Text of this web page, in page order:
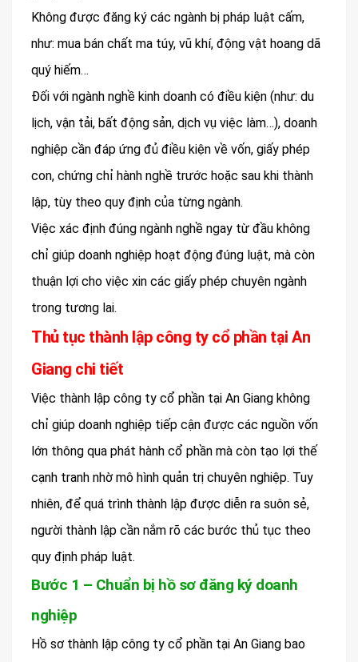
Không được đăng ký các ngành bị pháp luật cấm,
như: mua bán chất ma túy, vũ khí, động vật hoang dã
quý hiếm…
Đối với ngành nghề kinh doanh có điều kiện (như: du
lịch, vận tải, bất động sản, dịch vụ việc làm…), doanh
nghiệp cần đáp ứng đủ điều kiện về vốn, giấy phép
con, chứng chỉ hành nghề trước hoặc sau khi thành
lập, tùy theo quy định của từng ngành.
Việc xác định đúng ngành nghề ngay từ đầu không
chỉ giúp doanh nghiệp hoạt động đúng luật, mà còn
thuận lợi cho việc xin các giấy phép chuyên ngành
trong tương lai.
Thủ tục thành lập công ty cổ phần tại An
Giang chi tiết
Việc thành lập công ty cổ phần tại An Giang không
chỉ giúp doanh nghiệp tiếp cận được các nguồn vốn
lớn thông qua phát hành cổ phần mà còn tạo lợi thế
cạnh tranh nhờ mô hình quản trị chuyên nghiệp. Tuy
nhiên, để quá trình thành lập được diễn ra suôn sẻ,
người thành lập cần nắm rõ các bước thủ tục theo
quy định pháp luật.
Bước 1 – Chuẩn bị hồ sơ đăng ký doanh
nghiệp
Hồ sơ thành lập công ty cổ phần tại An Giang bao